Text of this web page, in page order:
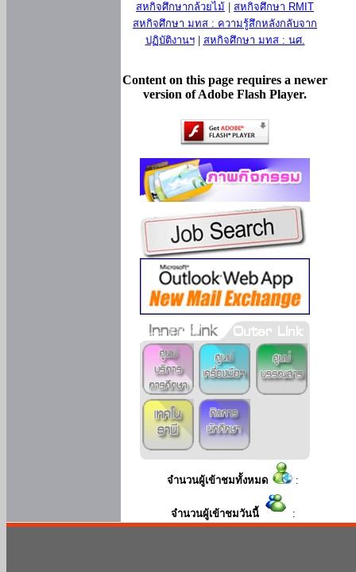
สหกิจศึกษากล้วยไม้
สหกิจศึกษา RMIT
สหกิจศึกษา มทส : ความรู้สึกหลังกลับจาก
ปฏิบัติงานฯ| สหกิจศึกษา มทส : นศ.
Content on this page requires a newer
version of Adobe Flash Player.
จำนวนผู้เข้าชมทั้งหมด :
จำนวนผู้เข้าชมวันนี้ :